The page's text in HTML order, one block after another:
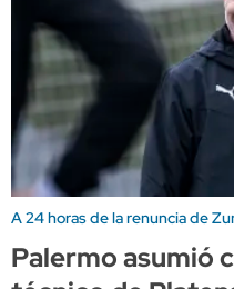
A 24 horas de la renuncia de
Palermo asumió